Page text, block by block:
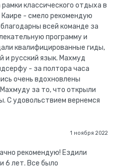
классического отдыха в
- смело рекомендую
всей команде за
программу и
квалифицированные гиды,
и русский язык. Махмуд
- за полтора часа
очень вдохновлены
за то, что открыли
С удовольствием вернемся
1 ноября 2022
рекомендую! Ездили
6 лет. Все было